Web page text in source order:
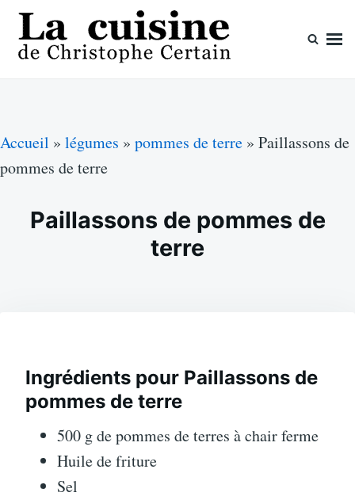
Skip
content
Search
for:
Accueil » légumes » pommes de terre » Paillassons de
pommes de terre
Paillassons de pommes de
terre
Ingrédients pour Paillassons de
pommes de terre
500 g de pommes de terres à chair ferme
Huile de friture
Sel